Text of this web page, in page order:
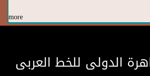
more
الدولى للخط العربى